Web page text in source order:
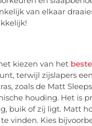
van elkaar
kiezen van het
terwijl zijslapers
zoals de Matt
houding. Het is
buik of zij ligt. Matt
vinden. Kies